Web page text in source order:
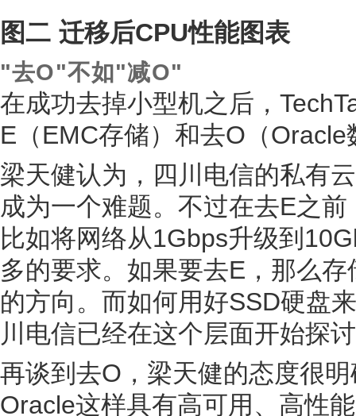
图二 迁移后CPU性能图表
"去O"不如"减O"
在成功去掉小型机之后，
E（EMC存储）和去O（
梁天健认为，四川电信的私有
成为一个难题。不过在去E之
比如将网络从1Gbps升级到
多的要求。如果要去E，那么
的方向。而如何用好SSD硬盘
川电信已经在这个层面开始探
再谈到去O，梁天健的态度很
Oracle这样具有高可用、高性